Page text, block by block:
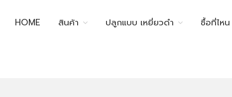
HOME สินค้า ปลูกแบบ เหยี่ยวดำ ซื้อที่ไหน